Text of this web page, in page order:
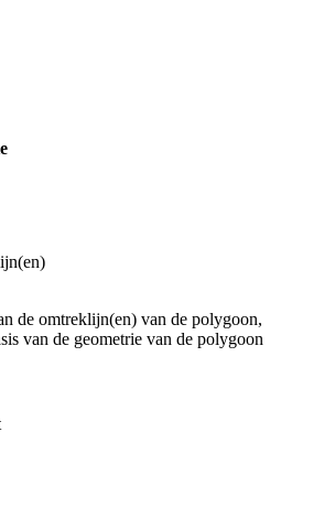
de omtreklijn(en) van de polygoon,
van de geometrie van de polygoon